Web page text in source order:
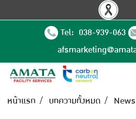
Tel: 038-939-063
หน้าแรก บทความทั้งหมด News